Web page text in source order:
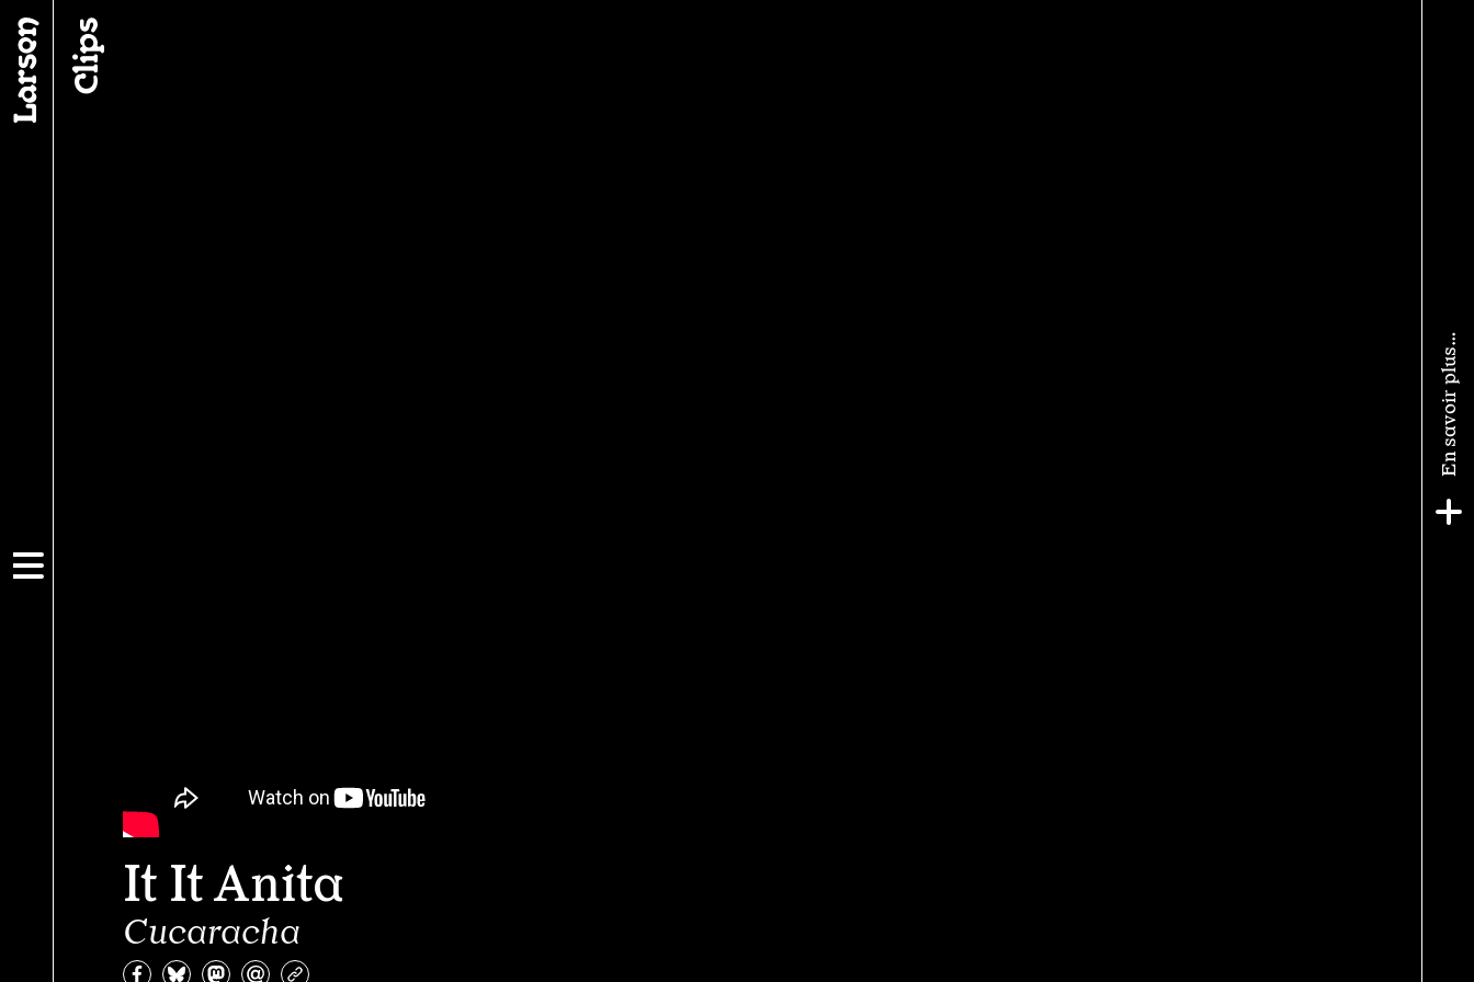
Clips
It It Anita
Cucaracha
Partagez sur Facebook
Partager sur Bluesky
Partager sur Mastodon
Partagez par e-mail
Copiez l’url
En savoir plus…